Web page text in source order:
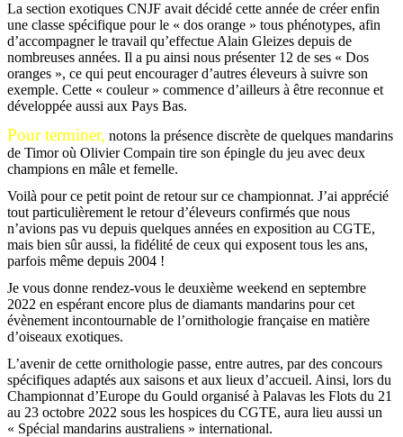
La section exotiques CNJF avait décidé cette année de créer enfin
une classe spécifique pour le « dos orange » tous phénotypes, afin
d’accompagner le travail qu’effectue Alain Gleizes depuis de
nombreuses années. Il a pu ainsi nous présenter 12 de ses « Dos
oranges », ce qui peut encourager d’autres éleveurs à suivre son
exemple. Cette « couleur » commence d’ailleurs à être reconnue et
développée aussi aux Pays Bas.
Pour terminer, notons la présence discrète de quelques mandarins
de Timor où Olivier Compain tire son épingle du jeu avec deux
champions en mâle et femelle.
Voilà pour ce petit point de retour sur ce championnat. J’ai apprécié
tout particulièrement le retour d’éleveurs confirmés que nous
n’avions pas vu depuis quelques années en exposition au CGTE,
mais bien sûr aussi, la fidélité de ceux qui exposent tous les ans,
parfois même depuis 2004 !
Je vous donne rendez-vous le deuxième weekend en septembre
2022 en espérant encore plus de diamants mandarins pour cet
évènement incontournable de l’ornithologie française en matière
d’oiseaux exotiques.
L’avenir de cette ornithologie passe, entre autres, par des concours
spécifiques adaptés aux saisons et aux lieux d’accueil. Ainsi, lors du
Championnat d’Europe du Gould organisé à Palavas les Flots du 21
au 23 octobre 2022 sous les hospices du CGTE, aura lieu aussi un
« Spécial mandarins australiens » international.